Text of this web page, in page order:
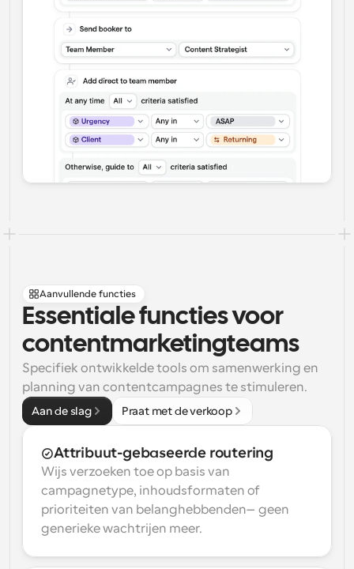
Aanvullende functies
Essentiale functies voor
contentmarketingteams
Specifiek ontwikkelde tools om samenwerking en
planning van contentcampagnes te stimuleren.
Aan de slag Praat met de verkoop
Attribuut-gebaseerde routering
Wijs verzoeken toe op basis van
campagnetype, inhoudsformaten of
prioriteiten van belanghebbenden—geen
generieke wachtrijen meer.